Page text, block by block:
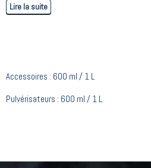
Lire la suite
Accessoires : 600 ml / 1 L
Pulvérisateurs : 600 ml / 1 L